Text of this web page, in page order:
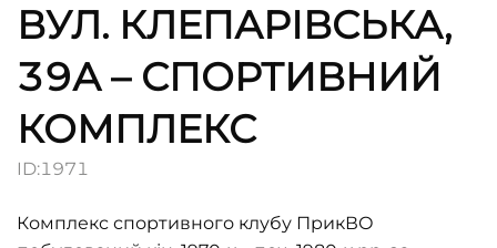
ВУЛ. КЛЕПАРІВСЬКА,
39А – СПОРТИВНИЙ
КОМПЛЕКС
ID:1971
Комплекс спортивного клубу ПрикВО